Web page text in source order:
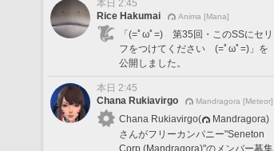
本日 2:45
Rice Hakumai
Anima [Mana]
「(=ﾟωﾟ=) 第35回・このSSにセリ
フをつけてください (=ﾟωﾟ=)」を
公開しました。
本日 2:45
Chana Rukiavirgo
Mandragora [Meteor]
Chana Rukiavirgo(
Mandragora)
さんがフリーカンパニー"Seneton
Corp.(Mandragora)"のメンバー募集